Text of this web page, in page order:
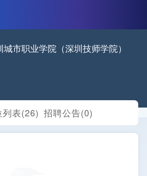
城市职业学院（深圳技师学院）
列表(26) 招聘公告(0)